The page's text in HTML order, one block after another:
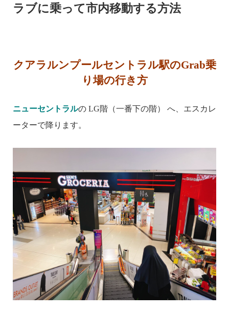
ラブに乗って市内移動する方法
クアラルンプールセントラル駅のGrab乗
り場の行き方
ニューセントラルの LG階（一番下の階） へ、エスカレ
ーターで降ります。